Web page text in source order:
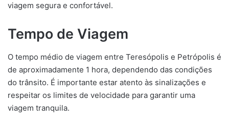
viagem segura e confortável.
Tempo de Viagem
O tempo médio de viagem entre Teresópolis e Petrópolis é
de aproximadamente 1 hora, dependendo das condições
do trânsito. É importante estar atento às sinalizações e
respeitar os limites de velocidade para garantir uma
viagem tranquila.